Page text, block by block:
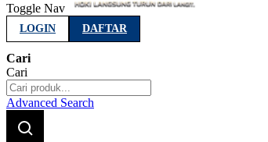
Toggle Nav
LOGIN DAFTAR
Cari
Cari
Advanced Search